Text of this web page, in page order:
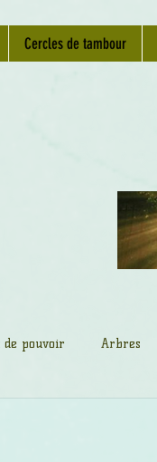
Cercles de tambour
de pouvoir Arbres